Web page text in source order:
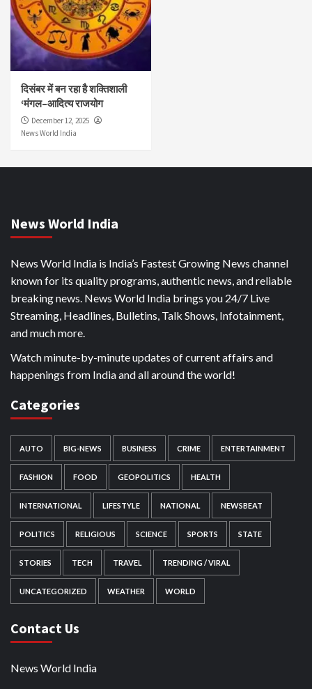
दिसंबर में बन रहा है शक्तिशाली
‘मंगल–आदित्य राजयोग
December 12, 2025
News World India
News World India
News World India is India’s Fastest Growing News channel
known for its quality programs, authentic news, and reliable
breaking news. News World India brings you 24/7 Live
Streaming, Headlines, Bulletins, Talk Shows, Infotainment,
and much more.
Watch minute-by-minute updates of current affairs and
happenings from India and all around the world!
Categories
AUTO BIG-NEWS BUSINESS CRIME ENTERTAINMENT
FASHION FOOD GEOPOLITICS HEALTH
INTERNATIONAL LIFESTYLE NATIONAL NEWSBEAT
POLITICS RELIGIOUS SCIENCE SPORTS STATE
STORIES TECH TRAVEL TRENDING / VIRAL
UNCATEGORIZED WEATHER WORLD
Contact Us
News World India